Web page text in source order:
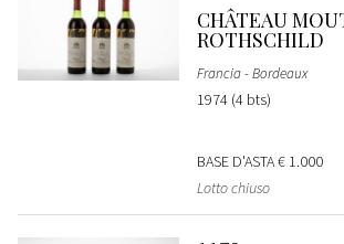
CHÂTEAU
ROTHSCHILD
Francia - Bordeaux
1974 (4 bts)
BASE D'ASTA€ 1.000
Lotto chiuso